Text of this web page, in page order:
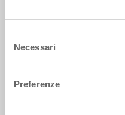
delNecessari
Preferenze
Dati articolo
35-201-7 EL